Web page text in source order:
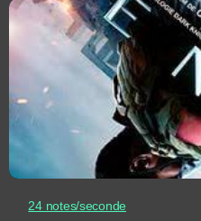
24 notes/seconde